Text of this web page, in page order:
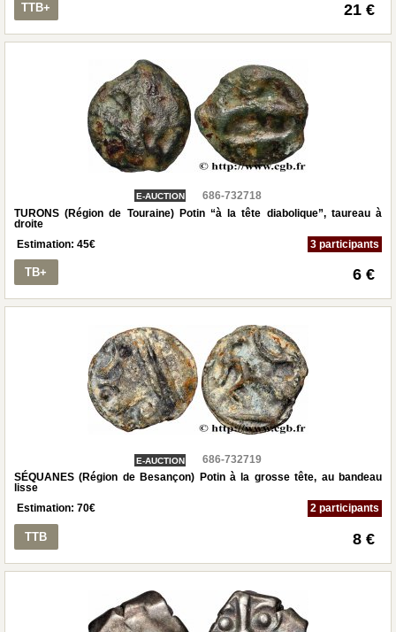
TTB+ 21 €
E-AUCTION
686-732718
TURONS (Région de Touraine) Potin “à la tête diabolique”, taureau à
droite
Estimation: 45€ 3 participants
TB+ 6 €
E-AUCTION
686-732719
SÉQUANES (Région de Besançon) Potin à la grosse tête, au bandeau
lisse
Estimation: 70€ 2 participants
TTB 8 €